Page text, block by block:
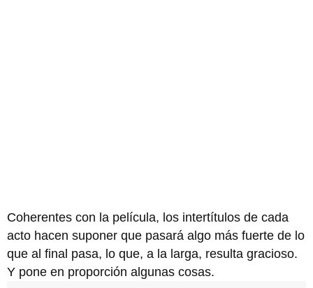
Coherentes con la película, los intertítulos de cada
acto hacen suponer que pasará algo más fuerte de lo
que al final pasa, lo que, a la larga, resulta gracioso.
Y pone en proporción algunas cosas.